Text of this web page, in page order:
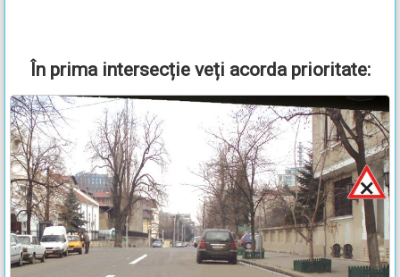
În prima intersecție veți acorda prioritate: